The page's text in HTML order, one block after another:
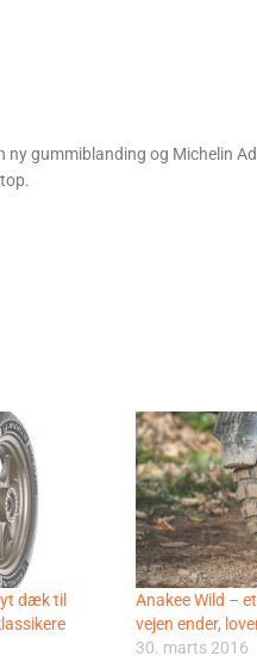
gummiblanding og Michelin
dæk til
Anakee Wild –
vejen ender,
30. marts 2016